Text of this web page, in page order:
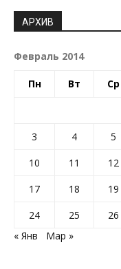
АРХИВ
Февраль 2014
Пн Вт Ср
3
4 5
10
11 12
17
18 19
24
25 26
« Янв
Мар »